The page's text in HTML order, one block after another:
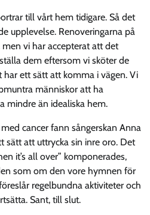
till vårt hem tidigare. Så det
upplevelse. Renoveringarna på
vi har accepterat att det
dem eftersom vi sköter de
ett sätt att komma i vägen. Vi
människor att ha
mindre än idealiska hem.
cancer fann sångerskan Anna
sätt att uttrycka sin inre oro. Det
it’s all over” komponerades,
som om den vore hymnen för
regelbundna aktiviteter och
Sant, till slut.